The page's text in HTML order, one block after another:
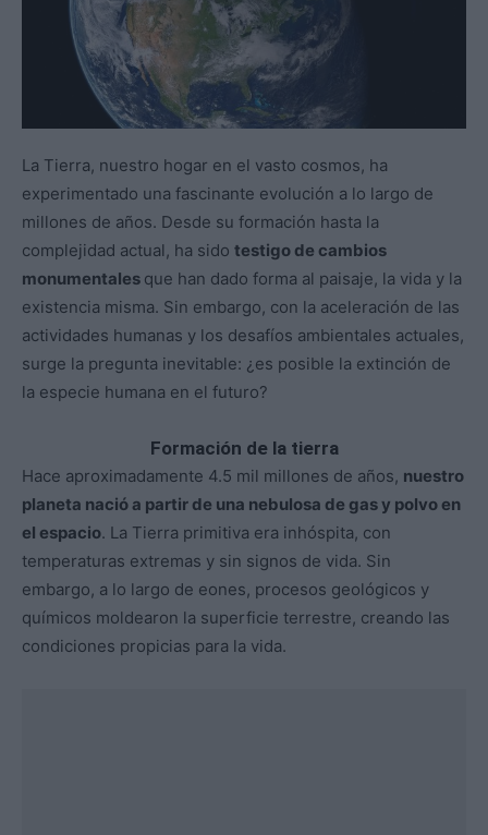
La Tierra, nuestro hogar en el vasto cosmos, ha
experimentado una fascinante evolución a lo largo de
millones de años. Desde su formación hasta la
complejidad actual, ha sido testigo de cambios
monumentales que han dado forma al paisaje, la vida y la
existencia misma. Sin embargo, con la aceleración de las
actividades humanas y los desafíos ambientales actuales,
surge la pregunta inevitable: ¿es posible la extinción de
la especie humana en el futuro?
Formación de la tierra
Hace aproximadamente 4.5 mil millones de años, nuestro
planeta nació a partir de una nebulosa de gas y polvo en
el espacio. La Tierra primitiva era inhóspita, con
temperaturas extremas y sin signos de vida. Sin
embargo, a lo largo de eones, procesos geológicos y
químicos moldearon la superficie terrestre, creando las
condiciones propicias para la vida.